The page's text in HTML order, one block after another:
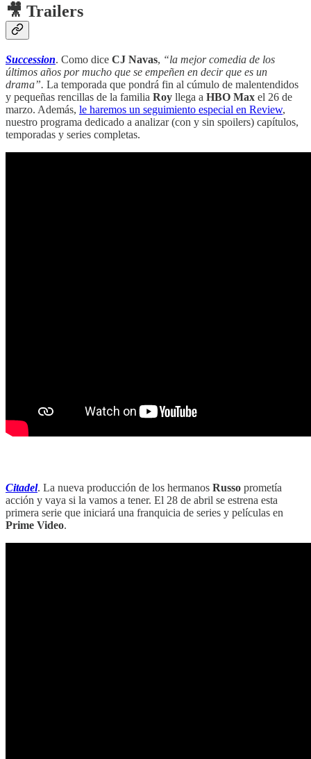
🎥 Trailers
Succession. Como dice CJ Navas, “la mejor comedia de los
últimos años por mucho que se empeñen en decir que es un
drama”. La temporada que pondrá fin al cúmulo de malentendidos
y pequeñas rencillas de la familia Roy llega a HBO Max el 26 de
marzo. Además, le haremos un seguimiento especial en Review,
nuestro programa dedicado a analizar (con y sin spoilers) capítulos,
temporadas y series completas.
Citadel. La nueva producción de los hermanos Russo prometía
acción y vaya si la vamos a tener. El 28 de abril se estrena esta
primera serie que iniciará una franquicia de series y películas en
Prime Video.